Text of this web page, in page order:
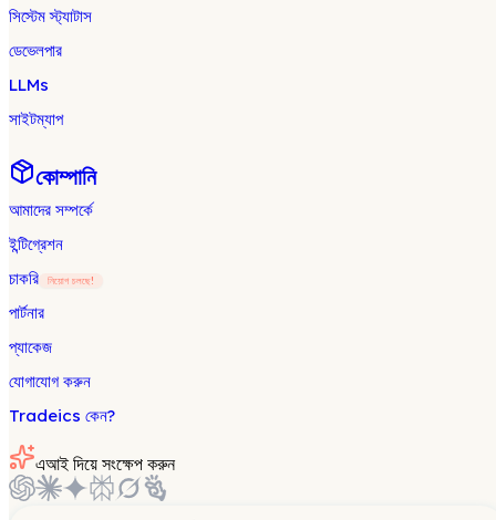
সিস্টেম স্ট্যাটাস
ডেভেলপার
LLMs
সাইটম্যাপ
কোম্পানি
আমাদের সম্পর্কে
ইন্টিগ্রেশন
চাকরি
নিয়োগ চলছে!
পার্টনার
প্যাকেজ
যোগাযোগ করুন
Tradeics কেন?
এআই দিয়ে সংক্ষেপ করুন